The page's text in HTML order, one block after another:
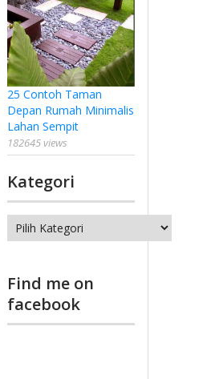
25 Contoh Taman
Depan Rumah Minimalis
Lahan Sempit
182645 views
Kategori
Kategori
Find me on
facebook